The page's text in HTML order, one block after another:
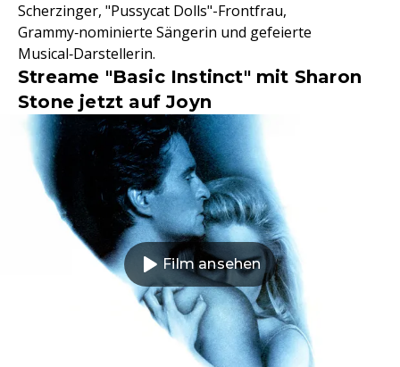
Scherzinger, "Pussycat Dolls"-Frontfrau,
Grammy‑nominierte Sängerin und gefeierte
Musical‑Darstellerin.
Streame "Basic Instinct" mit Sharon
Stone jetzt auf Joyn
Film ansehen